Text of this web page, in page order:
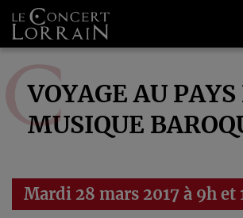
VOYAGE AU
MUSIQUE
Mardi 28 mars 2017 à 9h et